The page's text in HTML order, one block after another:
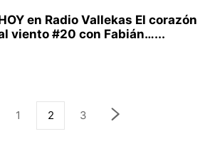
en Radio Vallekas El corazón
viento #20 con Fabián…...
1 2 3